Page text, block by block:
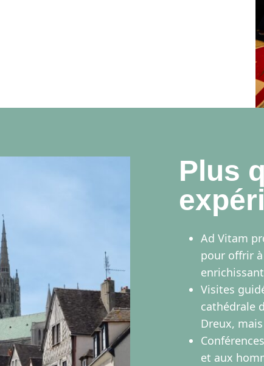
Plus
Ad Vitam
pour offrir
Visites
cathédrale
Dreux,
et aux